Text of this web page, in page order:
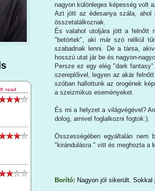
nagyon különleges képesség volt
Azt jött az édesanya szála, ahol
összetalálkoznak.
És valahol utoljára jött a felnőtt
"betörtek", aki már szó nélkül
szabadnak lenni. De a társa,
hosszú utat jár be és nagyon-
Persze ez egy elég "dark
szereplőivel, legyen az akár
szóban hallottunk az orogének
a szeizmikus eseményeket.
És mi a helyzet a világvégével?
dolog, amivel foglalkozni fogtok:).
Összességében egyáltalán nem
"kirándulásra " vitt és meghozta a
Borító: Nagyon jól sikerült.
read